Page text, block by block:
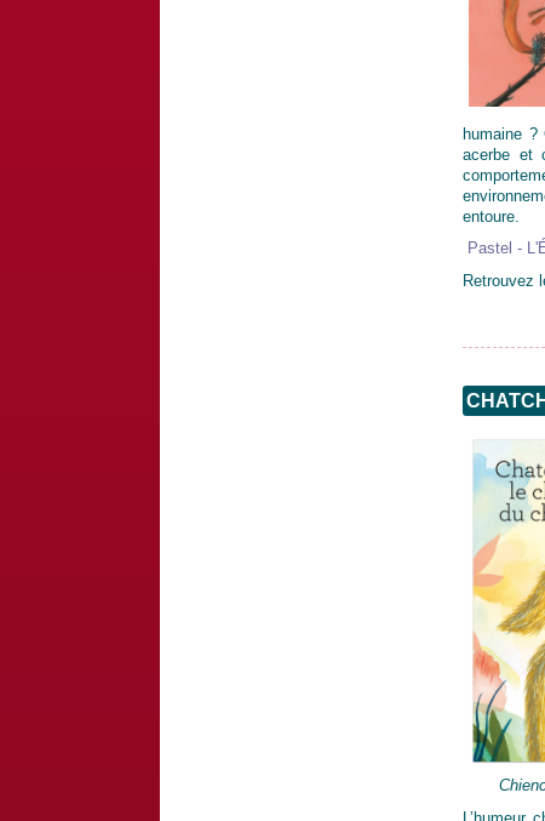
humaine
acerbe et
entoure.
Pastel -
Retrouvez